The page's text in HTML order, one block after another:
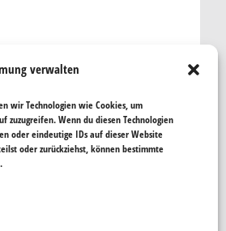
verwalten
wir Technologien wie Cookies, um
Wenn du diesen Technologien
oder eindeutige IDs auf dieser Website
oder zurückziehst, können bestimmte